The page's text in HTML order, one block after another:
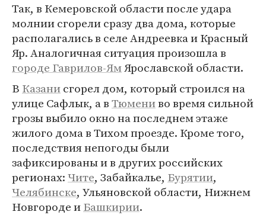
Так, в Кемеровской области после удара
молнии сгорели сразу два дома, которые
располагались в селе Андреевка и Красный
Яр. Аналогичная ситуация произошла в
городе Гаврилов-ЯмЯрославской области.
В Казанисгорел дом, который строился на
улице Сафлык, а вТюмениво время сильной
грозы выбило окно на последнем этаже
жилого дома в Тихом проезде. Кроме того,
последствия непогоды были
зафиксированы и в других российских
регионах:Чите, Забайкалье, Бурятии,
Челябинске, Ульяновской области, Нижнем
Новгороде иБашкирии.